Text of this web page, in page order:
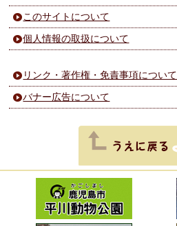
このサイトについて
個人情報の取扱について
リンク・著作権・免責事項について
バナー広告について